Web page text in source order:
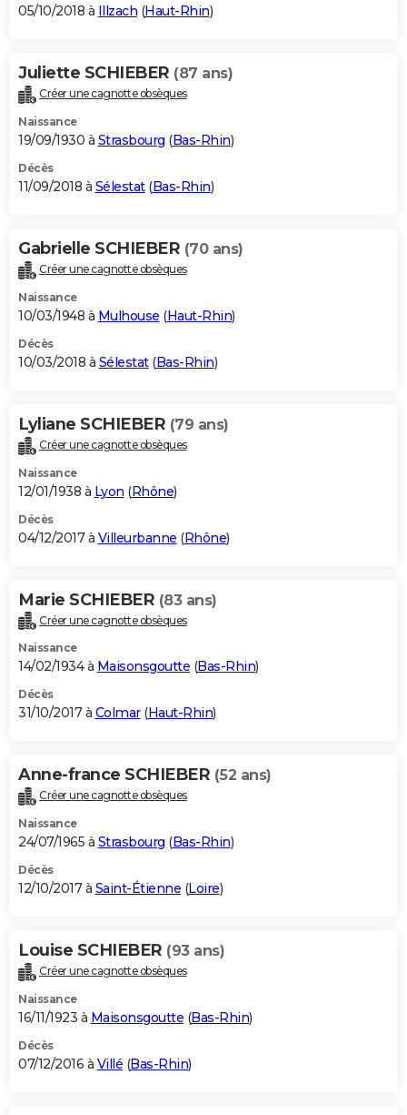
05/10/2018 à Illzach (Haut-Rhin)
Juliette SCHIEBER (87 ans)
Créer une cagnotte obsèques
Naissance
19/09/1930 à Strasbourg (Bas-Rhin)
Décès
11/09/2018 à Sélestat(Bas-Rhin)
Gabrielle SCHIEBER (70 ans)
Créer une cagnotte obsèques
Naissance
10/03/1948 à Mulhouse (Haut-Rhin)
Décès
10/03/2018 à Sélestat(Bas-Rhin)
Lyliane SCHIEBER (79 ans)
Créer une cagnotte obsèques
Naissance
12/01/1938 à Lyon (Rhône)
Décès
04/12/2017 à Villeurbanne (Rhône)
Marie SCHIEBER (83 ans)
Créer une cagnotte obsèques
Naissance
14/02/1934 à Maisonsgoutte (Bas-Rhin)
Décès
31/10/2017 à Colmar(Haut-Rhin)
Anne-france SCHIEBER (52 ans)
Créer une cagnotte obsèques
Naissance
24/07/1965 à Strasbourg (Bas-Rhin)
Décès
12/10/2017 à Saint-Étienne (Loire)
Louise SCHIEBER (93 ans)
Créer une cagnotte obsèques
Naissance
16/11/1923 à Maisonsgoutte (Bas-Rhin)
Décès
07/12/2016 à Villé (Bas-Rhin)